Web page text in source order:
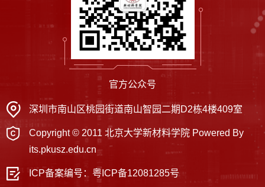
深圳市南山区桃园街道南山智园二期D2栋4楼409室
Copyright © 2011 北京大学新材料学院 Powered By
its.pkusz.edu.cn
ICP备案编号： 粤ICP备12081285号
官方公众号